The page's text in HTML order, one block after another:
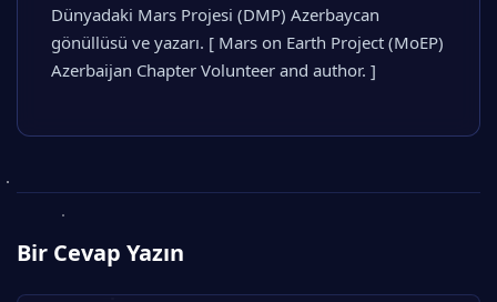
Dünyadaki Mars Projesi (DMP) Azerbaycan
gönüllüsü ve yazarı. [ Mars on Earth Project (MoEP)
Azerbaijan Chapter Volunteer and author. ]
Bir Cevap Yazın